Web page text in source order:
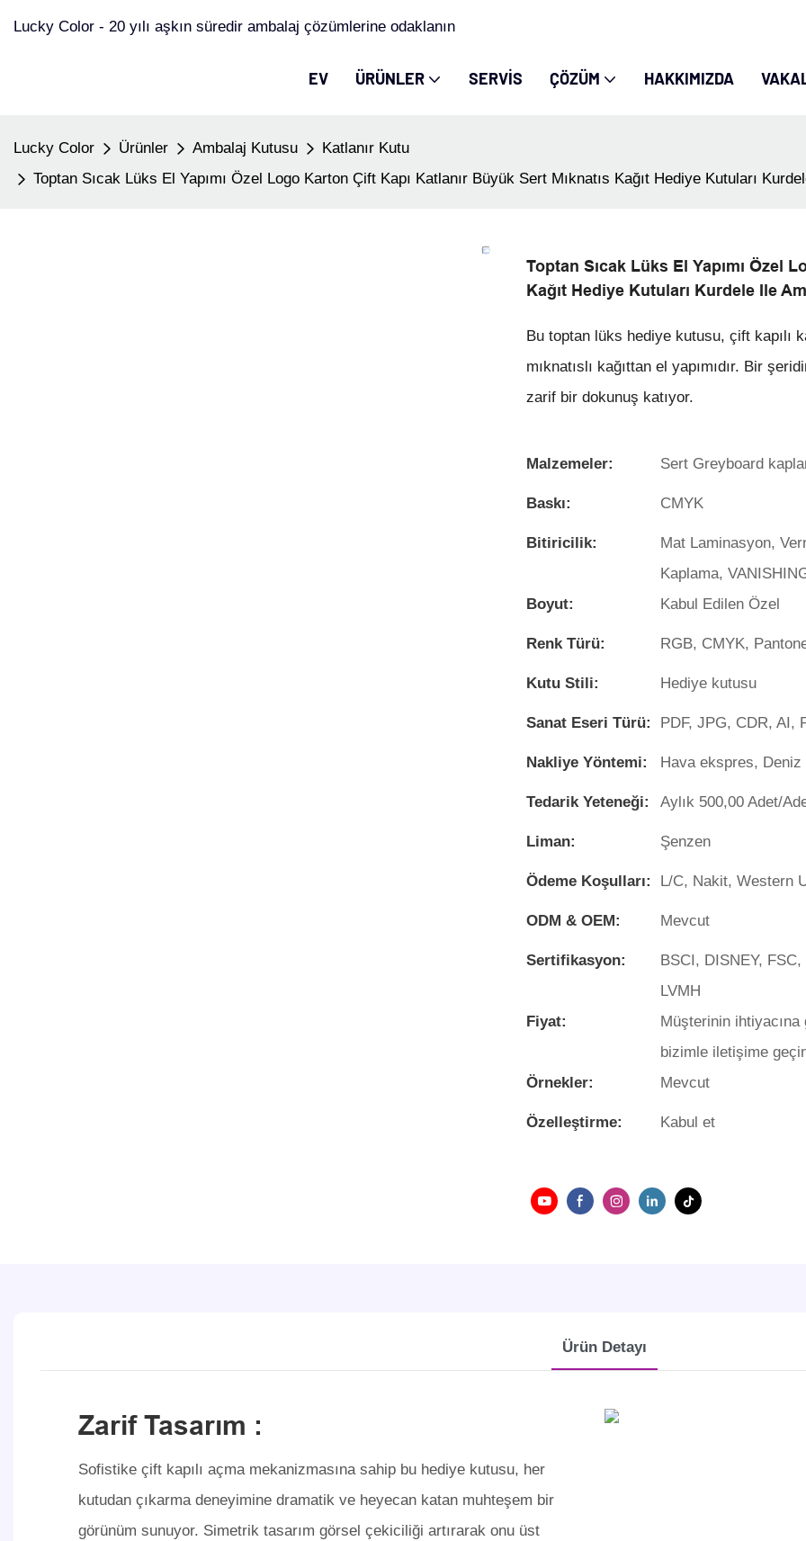
Lucky Color - 20 yılı aşkın süredir ambalaj çözümlerine odaklanın
EV ÜRÜNLER SERVIS ÇÖZÜM HAKKIMIZDA
Lucky Color Ürünler Ambalaj Kutusu
Katlanır Kutu
Toptan Sıcak Lüks El Yapımı Özel Logo Karton Çift Kapı Katlanır Büyük Sert Mıknatıs Kağıt Hediye Kutuları
Toptan Sıcak Lüks El Yapımı Özel
Kağıt Hediye Kutuları Kurdele Ile
Bu toptan lüks hediye kutusu, çift kapılı
mıknatıslı kağıttan el yapımıdır. Bir
zarif bir dokunuş katıyor.
Malzemeler: Sert Greyboard
Baskı: CMYK
Bitiricilik:
Mat Laminasyon,
Kaplama,
Boyut:
Kabul Edilen Özel
Renk Türü: RGB, CMYK,
Kutu Stili: Hediye kutusu
Sanat Eseri Türü: PDF, JPG, CDR, AI,
Nakliye Yöntemi: Hava ekspres,
Tedarik Yeteneği: Aylık 500,00 Adet/
Liman: Şenzen
Ödeme Koşulları: L/C, Nakit, Western
ODM & OEM: Mevcut
Sertifikasyon:
BSCI, DISNEY,
LVMH
Fiyat:
Müşterinin
bizimle iletişime
Örnekler:
Mevcut
Özelleştirme: Kabul et
Ürün Detayı
Zarif Tasarım :
Sofistike çift kapılı açma mekanizmasına sahip bu hediye kutusu, her
kutudan çıkarma deneyimine dramatik ve heyecan katan muhteşem bir
görünüm sunuyor. Simetrik tasarım görsel çekiciliği artırarak onu üst